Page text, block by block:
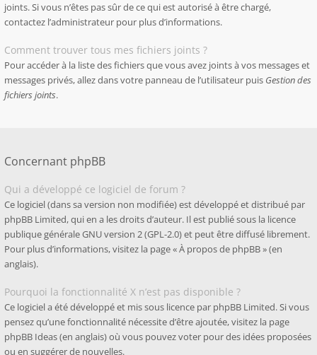
joints. Si vous n’êtes pas sûr de ce qui est autorisé à être chargé,
contactez l’administrateur pour plus d’informations.
Comment trouver tous mes fichiers joints ?
Pour accéder à la liste des fichiers que vous avez joints à vos messages et
messages privés, allez dans votre panneau de l’utilisateur puis Gestion des
fichiers joints.
Concernant phpBB
Qui a développé ce logiciel de forum ?
Ce logiciel (dans sa version non modifiée) est développé et distribué par
phpBB Limited, qui en a les droits d’auteur. Il est publié sous la licence
publique générale GNU version 2 (GPL-2.0) et peut être diffusé librement.
Pour plus d’informations, visitez la page «À propos de phpBB» (en
anglais).
Pourquoi la fonctionnalité X n’est pas disponible ?
Ce logiciel a été développé et mis sous licence par phpBB Limited. Si vous
pensez qu’une fonctionnalité nécessite d’être ajoutée, visitez la page
phpBB Ideas(en anglais) où vous pouvez voter pour des idées proposées
ou en suggérer de nouvelles.